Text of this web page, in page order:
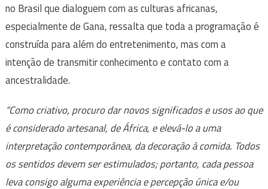
no Brasil que dialoguem com as culturas africanas,
especialmente de Gana, ressalta que toda a programação é
construída para além do entretenimento, mas com a
intenção de transmitir conhecimento e contato com a
ancestralidade.
“Como criativo, procuro dar novos significados e usos ao que
é considerado artesanal, de África, e elevá-lo a uma
interpretação contemporânea, da decoração à comida. Todos
os sentidos devem ser estimulados; portanto, cada pessoa
leva consigo alguma experiência e percepção única e/ou